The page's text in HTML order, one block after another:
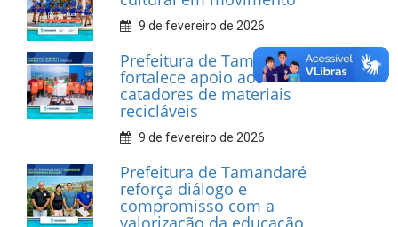
INFORMATIVOS
Prefeitura de Tamandaré
realiza entrega de placas à
Associação dos Taxistas Rota
Car Service